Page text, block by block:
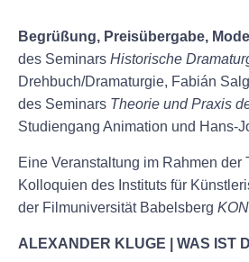
Begrüßung, Preisübergabe,
des Seminars Historische
Drehbuch/Dramaturgie, Fabián
des Seminars Theorie und Praxis
Studiengang Animation und Hans-
Eine Veranstaltung im Rahmen der
Kolloquien des Instituts für
der Filmuniversität Babelsberg
ALEXANDER KLUGE | WAS IST